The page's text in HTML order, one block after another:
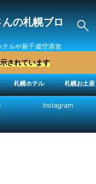
の札幌ブロ
ルや新千歳空港攻
ん“で検索
されています
札幌ホテル 札幌お土産
Instagram